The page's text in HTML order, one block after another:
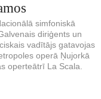
simfoniskā
diriģents un
vadītājs gatavojas
operā Ņujorkā
operteātrī La Scala.